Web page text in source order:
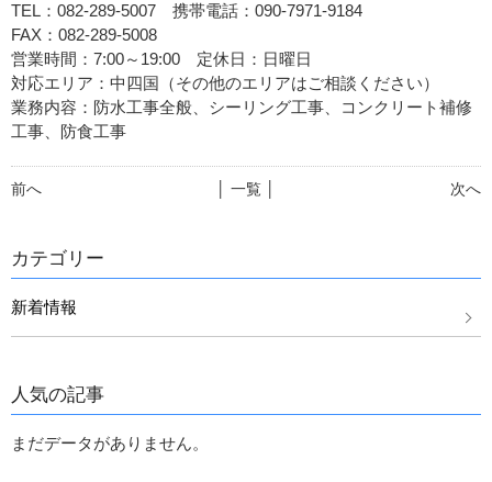
TEL：082-289-5007 携帯電話：090-7971-9184
FAX：082-289-5008
営業時間：7:00～19:00 定休日：日曜日
対応エリア：中四国（その他のエリアはご相談ください）
業務内容：防水工事全般、シーリング工事、コンクリート補修
工事、防食工事
前へ 次へ
│ 一覧 │
カテゴリー
新着情報
人気の記事
まだデータがありません。